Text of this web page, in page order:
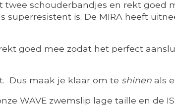
schouderbandjes en rekt goed
is. De MIRA heeft
goed mee zodat het perfect
Dus maak je klaar om te shinen als
WAVE zwemslip lage taille en de